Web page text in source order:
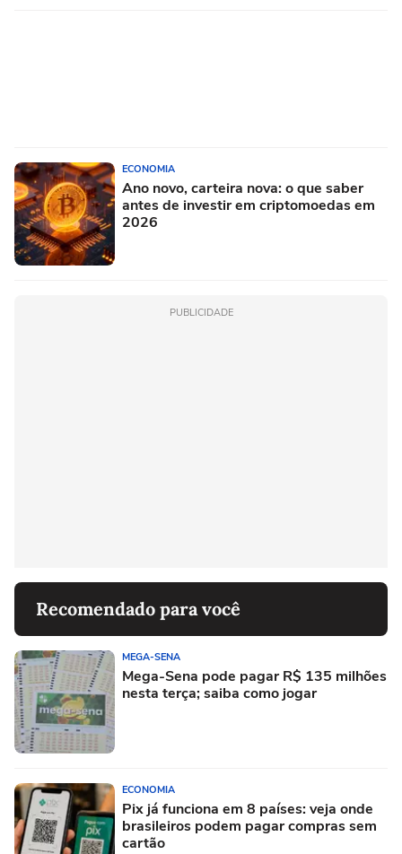
ECONOMIA
Ano novo, carteira nova: o que saber
antes de investir em criptomoedas em
2026
PUBLICIDADE
Recomendado para você
MEGA-SENA
Mega-Sena pode pagar R$ 135 milhões
nesta terça; saiba como jogar
ECONOMIA
Pix já funciona em 8 países: veja onde
brasileiros podem pagar compras sem
cartão